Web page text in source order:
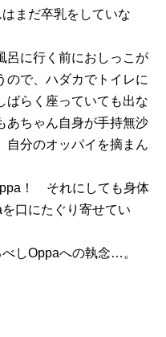
まだ卒乳をしていな
呂に行く前におしっこが
ので、ハダカでトイレに
ばらく座っていても出な
あちゃん自身が手持無沙
自分のオッパイを摘まん
！ それにしても身体
口にたぐり寄せてい
しOppaへの執念…。